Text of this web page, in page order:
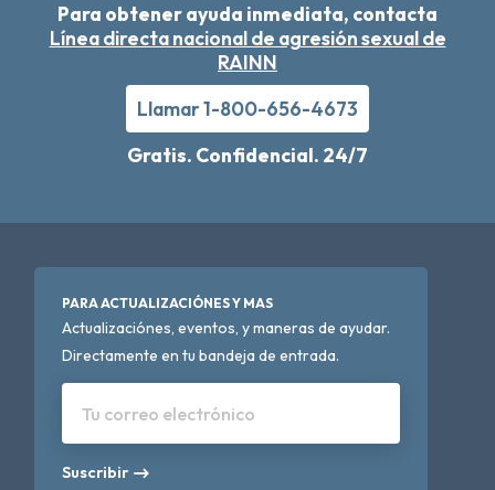
Para obtener ayuda inmediata, contacta
Línea directa nacional de agresión sexual de
RAINN
Llamar 1-800-656-4673
Gratis. Confidencial. 24/7
PARA ACTUALIZACIÓNES Y MAS
Actualizaciónes, eventos, y maneras de ayudar.
Directamente en tu bandeja de entrada.
Tu correo electrónico
Suscribir